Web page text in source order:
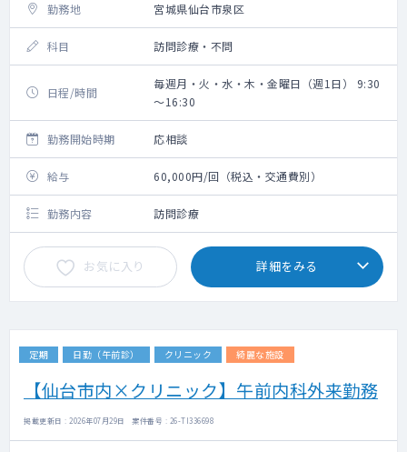
勤務地 宮城県仙台市泉区
科目 訪問診療・不問
日程/時間
毎週月・火・水・木・金曜日（週1日） 9:30
～16:30
勤務開始時期 応相談
給与 60,000円/回（税込・交通費別）
勤務内容 訪問診療
お気に入り 詳細をみる
定期 日勤（午前診） クリニック 綺麗な施設
【仙台市内×クリニック】午前内科外来勤務
掲載更新日 : 2026年07月29日 案件番号 : 26-TI336698